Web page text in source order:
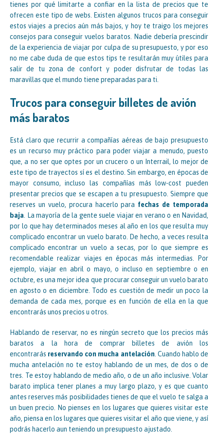
tienes por qué limitarte a confiar en la lista de precios que te
ofrecen este tipo de webs. Existen algunos trucos para conseguir
estos viajes a precios aún más bajos, y hoy te traigo los mejores
consejos para conseguir vuelos baratos. Nadie debería prescindir
de la experiencia de viajar por culpa de su presupuesto, y por eso
no me cabe duda de que estos tips te resultarán muy útiles para
salir de tu zona de confort y poder disfrutar de todas las
maravillas que el mundo tiene preparadas para ti.
Trucos para conseguir billetes de avión
más baratos
Está claro que recurrir a compañías aéreas de bajo presupuesto
es un recurso muy práctico para poder viajar a menudo, puesto
que, a no ser que optes por un crucero o un Interrail, lo mejor de
este tipo de trayectos sí es el destino. Sin embargo, en épocas de
mayor consumo, incluso las compañías más low-cost pueden
presentar precios que se escapen a tu presupuesto. Siempre que
reserves un vuelo, procura hacerlo para fechas de temporada
baja. La mayoría de la gente suele viajar en verano o en Navidad,
por lo que hay determinados meses al año en los que resulta muy
complicado encontrar un vuelo barato. De hecho, a veces resulta
complicado encontrar un vuelo a secas, por lo que siempre es
recomendable realizar viajes en épocas más intermedias. Por
ejemplo, viajar en abril o mayo, o incluso en septiembre o en
octubre, es una mejor idea que procurar conseguir un vuelo barato
en agosto o en diciembre. Todo es cuestión de medir un poco la
demanda de cada mes, porque es en función de ella en la que
encontrarás unos precios u otros.
Hablando de reservar, no es ningún secreto que los precios más
baratos a la hora de comprar billetes de avión los
encontrarás reservando con mucha antelación. Cuando hablo de
mucha antelación no te estoy hablando de un mes, de dos o de
tres. Te estoy hablando de medio año, o de un año inclusive. Volar
barato implica tener planes a muy largo plazo, y es que cuanto
antes reserves más posibilidades tienes de que el vuelo te salga a
un buen precio. No pienses en los lugares que quieres visitar este
año, piensa en los lugares que quieres visitar el año que viene, y así
podrás hacerlo aun teniendo un presupuesto ajustado.